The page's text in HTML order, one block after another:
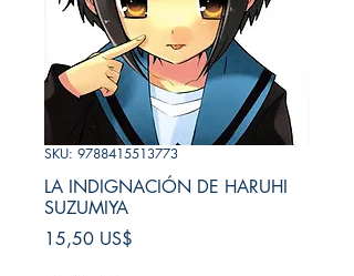
SKU: 9788415513773
LA INDIGNACIÓN DE HARUHI
SUZUMIYA
15,50 US$